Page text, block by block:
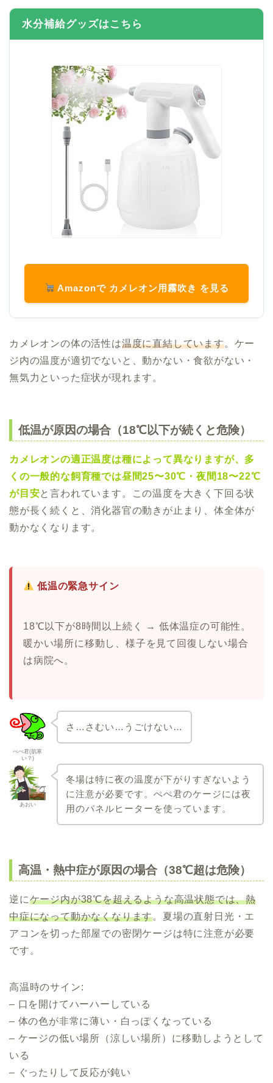
水分補給グッズはこちら
Amazonで カメレオン用霧吹き を見る
カメレオンの体の活性は温度に直結しています。ケー
ジ内の温度が適切でないと、動かない・食欲がない・
無気力といった症状が現れます。
低温が原因の場合（18℃以下が続くと危険）
カメレオンの適正温度は種によって異なりますが、多
くの一般的な飼育種では昼間25〜30℃・夜間18〜22℃
が目安と言われています。この温度を大きく下回る状
態が長く続くと、消化器官の動きが止まり、体全体が
動かなくなります。
低温の緊急サイン
18℃以下が8時間以上続く → 低体温症の可能性。
暖かい場所に移動し、様子を見て回復しない場合
は病院へ。
ぺぺ君(肌寒
い？)
さ…さむい…うごけない…
あおい
冬場は特に夜の温度が下がりすぎないよう
に注意が必要です。ぺぺ君のケージには夜
用のパネルヒーターを使っています。
高温・熱中症が原因の場合（38℃超は危険）
逆にケージ内が38℃を超えるような高温状態では、熱
中症になって動かなくなります。夏場の直射日光・エ
アコンを切った部屋での密閉ケージは特に注意が必要
です。
高温時のサイン:
– 口を開けてハーハーしている
– 体の色が非常に薄い・白っぽくなっている
– ケージの低い場所（涼しい場所）に移動しようとして
いる
– ぐったりして反応が鈍い